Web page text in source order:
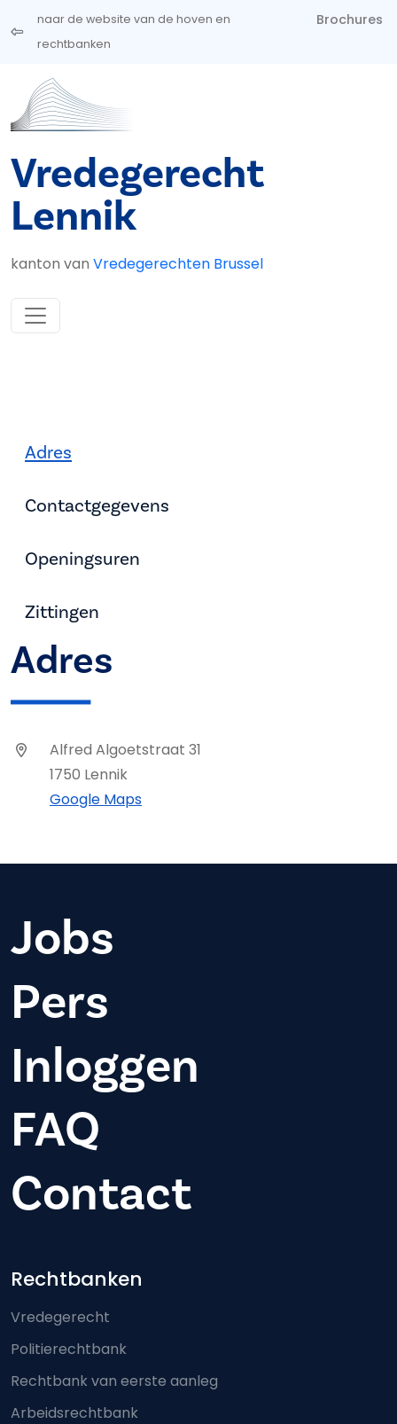
Overslaan en naar de inhoud gaan
naar de website van de hoven en
rechtbanken
Brochures
Vredegerecht
Lennik
kanton van Vredegerechten Brussel
Adres
Contactgegevens
Openingsuren
Zittingen
Adres
Alfred Algoetstraat 31
1750 Lennik
Google Maps
Jobs
Pers
Inloggen
FAQ
Contact
Footer-menu
Rechtbanken
Vredegerecht
Politierechtbank
Rechtbank van eerste aanleg
Arbeidsrechtbank